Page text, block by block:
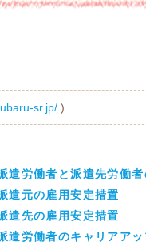
sr.jp/)
遣労働者と派遣先労働
遣元の雇用安定措置
遣先の雇用安定措置
遣労働者のキャリアアッ